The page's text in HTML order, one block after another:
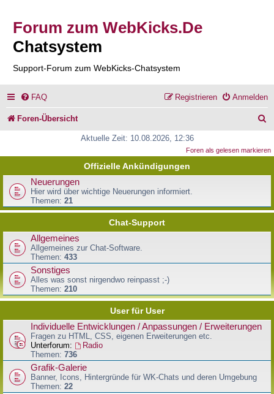
Forum zum WebKicks.De
Chatsystem
Support-Forum zum WebKicks-Chatsystem
FAQ Anmelden
Registrieren
Foren-Übersicht
c
Aktuelle Zeit: 10.08.2026, 12:36
Foren als gelesen markieren
Offizielle Ankündigungen
Neuerungen
Hier wird über wichtige Neuerungen informiert.
Themen: 21
Chat-Support
Allgemeines
Allgemeines zur Chat-Software.
Themen: 433
Sonstiges
Alles was sonst nirgendwo reinpasst ;-)
Themen: 210
User für User
Individuelle Entwicklungen / Anpassungen / Erweiterungen
Fragen zu HTML, CSS, eigenen Erweiterungen etc.
Unterforum:
Radio
Themen: 736
Grafik-Galerie
Banner, Icons, Hintergründe für WK-Chats und deren Umgebung
Themen: 22